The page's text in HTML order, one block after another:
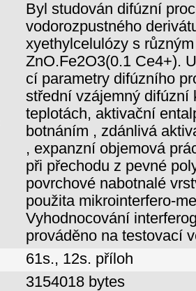
Byl studován difúzní
vodorozpustného
xyethylcelulózy s
ZnO.Fe2O3(0.1 Ce4+).
cí parametry difúzního
střední vzájemný difúzní
teplotách, aktivační
botnáním , zdánlivá
, expanzní objemová
při přechodu z pevné
povrchové nabotnalé
použita mikrointerfero-
Vyhodnocování
prováděno na testovací
61s., 12s. příloh
3154018 bytes